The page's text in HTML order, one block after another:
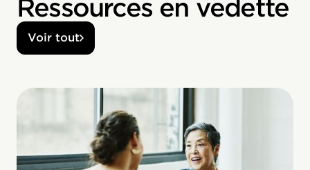
Ressources en vedette
Voir tout